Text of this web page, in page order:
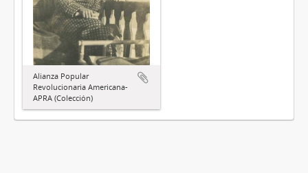
Alianza Popular
Revolucionaria Americana-
APRA (Colección)